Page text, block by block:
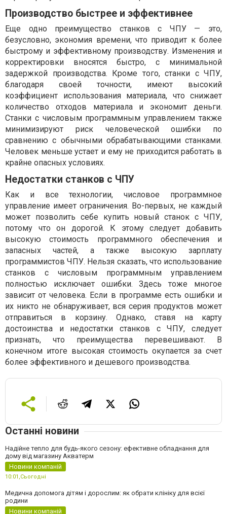
Производство быстрее и эффективнее
Еще одно преимущество станков с ЧПУ — это,
безусловно, экономия времени, что приводит к более
быстрому и эффективному производству. Изменения и
корректировки вносятся быстро, с минимальной
задержкой производства. Кроме того, станки с ЧПУ,
благодаря своей точности, имеют высокий
коэффициент использования материала, что снижает
количество отходов материала и экономит деньги.
Станки с числовым программным управлением также
минимизируют риск человеческой ошибки по
сравнению с обычными обрабатывающими станками.
Человек меньше устает и ему не приходится работать в
крайне опасных условиях.
Недостатки станков с ЧПУ
Как и все технологии, числовое программное
управление имеет ограничения. Во-первых, не каждый
может позволить себе купить новый станок с ЧПУ,
потому что он дорогой. К этому следует добавить
высокую стоимость программного обеспечения и
запасных частей, а также высокую зарплату
программистов ЧПУ. Нельзя сказать, что использование
станков с числовым программным управлением
полностью исключает ошибки. Здесь тоже многое
зависит от человека. Если в программе есть ошибки и
их никто не обнаруживает, вся серия продуктов может
отправиться в корзину. Однако, ставя на карту
достоинства и недостатки станков с ЧПУ, следует
признать, что преимущества перевешивают. В
конечном итоге высокая стоимость окупается за счет
более эффективного и дешевого производства.
Останні новини
Надійне тепло для будь-якого сезону: ефективне обладнання для
дому від магазину Акватерм
Новини компаній
10:01, Сьогодні
Медична допомога дітям і дорослим: як обрати клініку для всієї
родини
Новини компаній